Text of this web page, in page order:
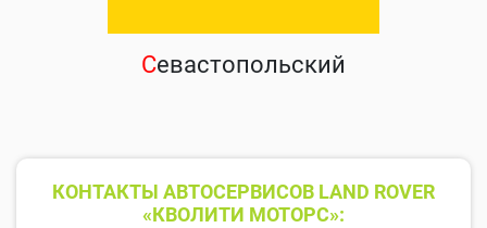
Севастопольский
КОНТАКТЫ АВТОСЕРВИСОВ LAND ROVER
«КВОЛИТИ МОТОРС»: